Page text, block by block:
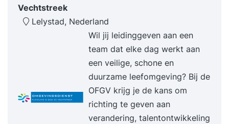
Vechtstreek
Lelystad, Nederland
Wil jij leidinggeven aan een
team dat elke dag werkt aan
een veilige, schone en
duurzame leefomgeving? Bij de
OFGV krijg je de kans om
richting te geven aan
verandering, talentontwikkeling